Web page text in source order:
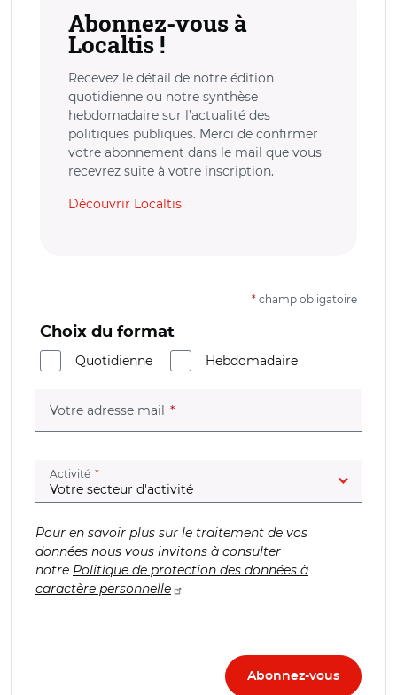
Abonnez-vous à
Localtis !
Recevez le détail de notre édition
quotidienne ou notre synthèse
hebdomadaire sur l’actualité des
politiques publiques. Merci de confirmer
votre abonnement dans le mail que vous
recevrez suite à votre inscription.
Découvrir Localtis
* champ obligatoire
Choix du format
Quotidienne
Hebdomadaire
Votre adresse mail (champ obligatoire)
Activité (champ obligatoire)
Pour en savoir plus sur le traitement de vos
données nous vous invitons à consulter
notre Politique de protection des données à
caractère personnelle